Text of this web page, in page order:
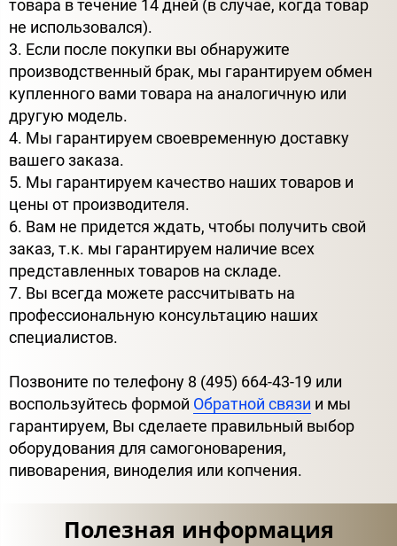
товара в течение 14 дней (в случае, когда товар
не использовался).
3. Если после покупки вы обнаружите
производственный брак, мы гарантируем обмен
купленного вами товара на аналогичную или
другую модель.
4. Мы гарантируем своевременную доставку
вашего заказа.
5. Мы гарантируем качество наших товаров и
цены от производителя.
6. Вам не придется ждать, чтобы получить свой
заказ, т.к. мы гарантируем наличие всех
представленных товаров на складе.
7. Вы всегда можете рассчитывать на
профессиональную консультацию наших
специалистов.
Позвоните по телефону 8 (495) 664-43-19 или
воспользуйтесь формой Обратной связи и мы
гарантируем, Вы сделаете правильный выбор
оборудования для самогоноварения,
пивоварения, виноделия или копчения.
Полезная информация